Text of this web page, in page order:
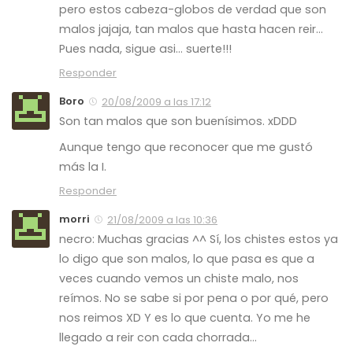
pero estos cabeza-globos de verdad que son
malos jajaja, tan malos que hasta hacen reir…
Pues nada, sigue asi… suerte!!!
Responder
Boro
20/08/2009 a las 17:12
Son tan malos que son buenísimos. xDDD
Aunque tengo que reconocer que me gustó
más la I.
Responder
morri
21/08/2009 a las 10:36
necro: Muchas gracias ^^ Sí, los chistes estos ya
lo digo que son malos, lo que pasa es que a
veces cuando vemos un chiste malo, nos
reímos. No se sabe si por pena o por qué, pero
nos reimos XD Y es lo que cuenta. Yo me he
llegado a reir con cada chorrada…